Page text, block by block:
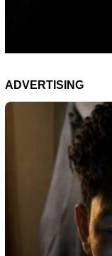
ADVERTISING